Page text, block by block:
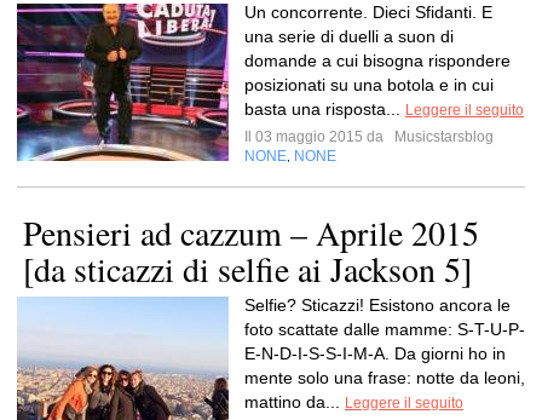
Un concorrente. Dieci Sfidanti. E
una serie di duelli a suon di
domande a cui bisogna rispondere
posizionati su una botola e in cui
basta una risposta...
Leggere il seguito
Il 03 maggio 2015 da
Musicstarsblog
NONE NONE
Pensieri ad cazzum – Aprile 2015
[da sticazzi di selfie ai Jackson 5]
Selfie? Sticazzi! Esistono ancora le
foto scattate dalle mamme: S-T-U-P-
E-N-D-I-S-S-I-M-A. Da giorni ho in
mente solo una frase: notte da leoni,
mattino da...
Leggere il seguito